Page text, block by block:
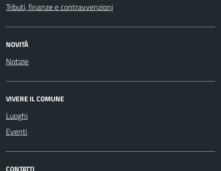
Tributi, finanze e contravvenzioni
NOVITÀ
Notizie
VIVERE IL COMUNE
Luoghi
Eventi
CONTATTI